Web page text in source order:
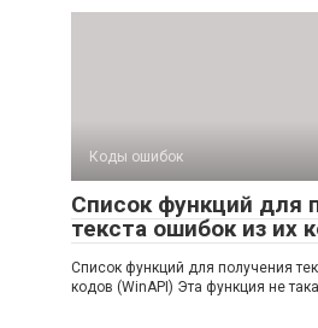
Коды ошибок
Список функций для
текста ошибок из их
Список функций для получения
кодов (WinAPI) Эта функция не